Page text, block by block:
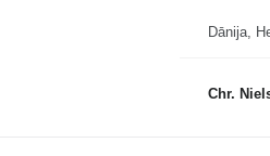
Dānija,
Chr.